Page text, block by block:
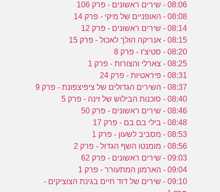
08:06 - שירים ראשונים - פרק 106
08:08 - האופניים של מיקי - פרק 14
08:14 - שירים ראשונים - פרק 12
08:15 - אנריקה הולך לאכול - פרק 15
08:20 - סטיצ'ז - פרק 8
08:25 - צארלי והצורות - פרק 1
08:31 - פיראטיות - פרק 24
08:37 - השירים הגדולים של ציפיצפונת - פרק 9
08:40 - סוכנות הבילוש של זינה - פרק 5
08:46 - שירים ראשונים - פרק 50
08:48 - בילי בם בם - פרק 17
08:53 - מסביב לשעון - פרק 1
08:56 - מומנטו השף הגדול - פרק 2
09:03 - שירים ראשונים - פרק 62
09:04 - הארמון המתעורר - פרק 1
09:10 - שירים של דוד חיים בגינת הצוציקים -